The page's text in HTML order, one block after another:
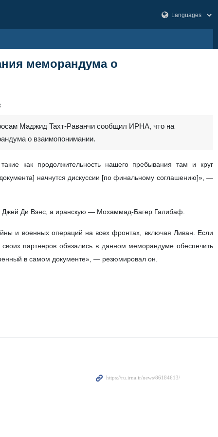
меморандума о
Маджид Тахт-Раванчи сообщил ИРНА, что на
о взаимопонимании.
как продолжительность нашего пребывания там и круг
начнутся дискуссии [по финальному соглашению]», —
Джей Ди Вэнс, а иранскую — Мохаммад-Багер Галибаф.
и военных операций на всех фронтах, включая Ливан. Если
партнеров обязались в данном меморандуме обеспечить
в самом документе», — резюмировал он.